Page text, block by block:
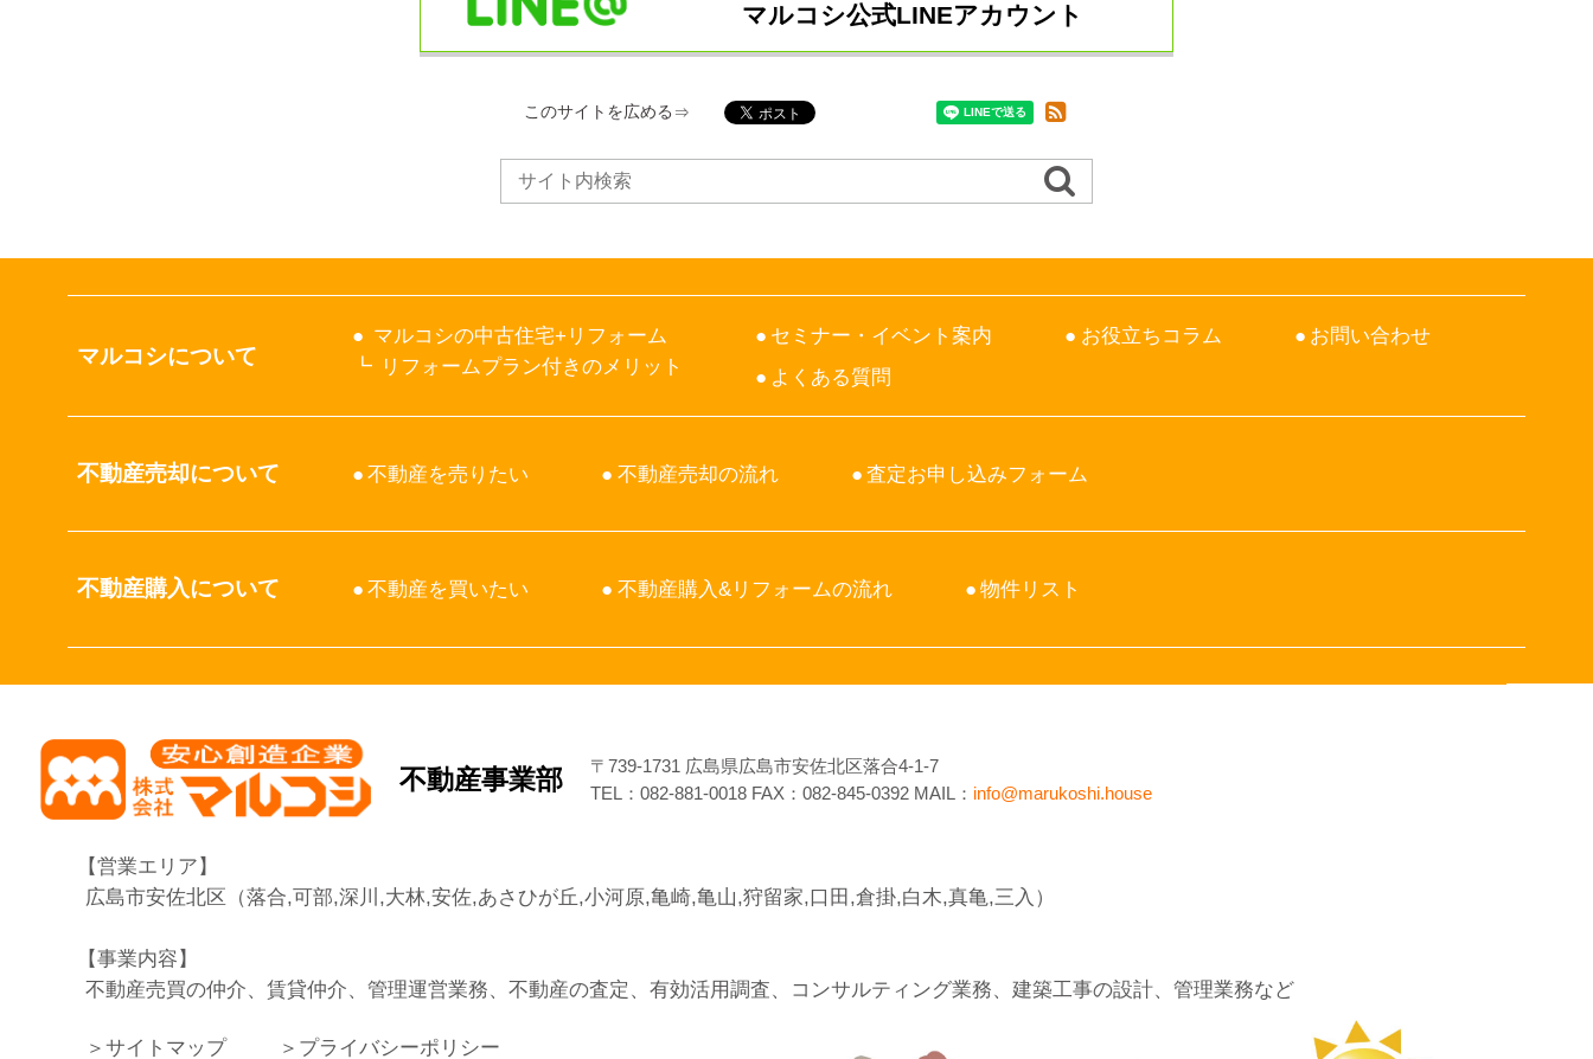
マルコシ公式LINEアカウント
このサイトを広める
マルコシについて
マルコシの中古住宅+リフォーム
リフォームプラン付きのメリット
セミナー・イベント案内 お役立ちコラム
お問い合わせ
よくある質問
不動産売却について 不動産を売りたい 不動産売却の流れ 査定お申し込みフォーム
不動産購入について 不動産を買いたい 不動産購入&リフォームの流れ 物件リスト
不動産事業部
〒739-1731 広島県広島市安佐北区落合4-1-7
TEL： 082-881-0018FAX：082-845-0392 MAIL： info@marukoshi.house
営業エリア
広島市安佐北区（落合,可部,深川,大林,安佐,あさひが丘,小河原,亀崎,亀山,狩留家,口田,倉掛,白木,真亀,三入）
事業内容
不動産売買の仲介、賃貸仲介、管理運営業務、不動産の査定、有効活用調査、コンサルティング業務、建築工事の設計、管理業務など
サイトマップ プライバシーポリシー